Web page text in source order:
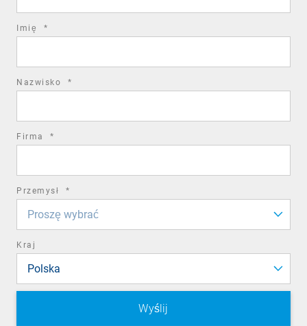
Imię *
Nazwisko *
Firma *
Przemysł *
Proszę wybrać
Kraj
Polska